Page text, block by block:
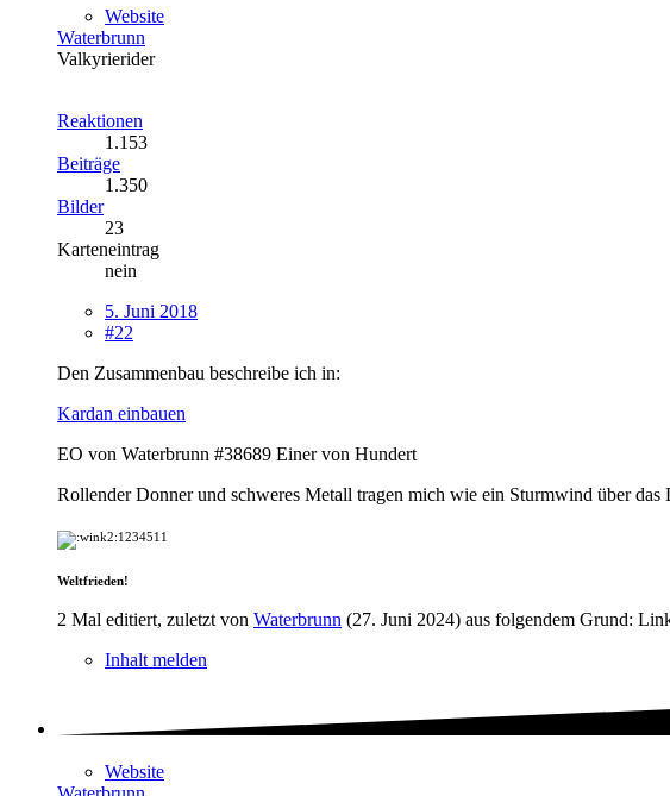
Website
Waterbrunn
Valkyrierider
Reaktionen
1.153
Beiträge
1.350
Bilder
23
Karteneintrag
nein
5. Juni 2018
#22
Den Zusammenbau beschreibe ich in:
Kardan einbauen
EO von Waterbrunn #38689 Einer von Hundert
Rollender Donner und schweres Metall tragen mich wie ein Sturmwind über das
1234511
Weltfrieden!
2 Mal editiert, zuletzt von Waterbrunn (27. Juni 2024) aus folgendem Grund:
Inhalt melden
Website